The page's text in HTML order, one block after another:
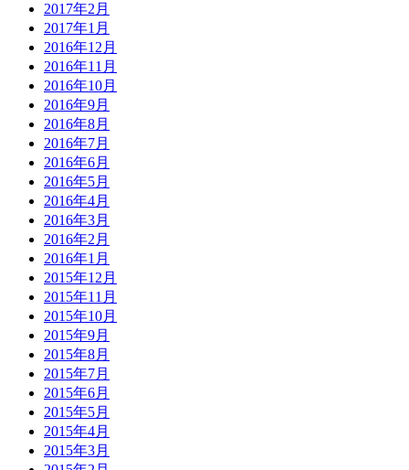
2017年2月
2017年1月
2016年12月
2016年11月
2016年10月
2016年9月
2016年8月
2016年7月
2016年6月
2016年5月
2016年4月
2016年3月
2016年2月
2016年1月
2015年12月
2015年11月
2015年10月
2015年9月
2015年8月
2015年7月
2015年6月
2015年5月
2015年4月
2015年3月